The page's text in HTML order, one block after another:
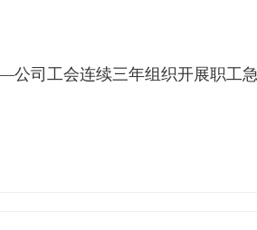
司工会连续三年组织开展职工